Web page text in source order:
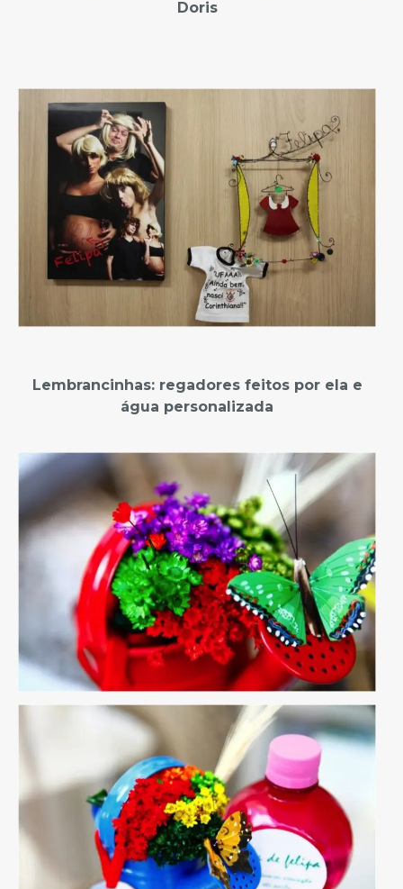
Doris
Lembrancinhas: regadores feitos por ela e
água personalizada